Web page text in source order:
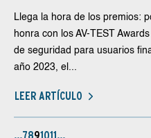
Llega la hora de los premios:
honra con los AV-TEST
de seguridad para usuarios
año 2023, el...
LEER ARTÍCULO